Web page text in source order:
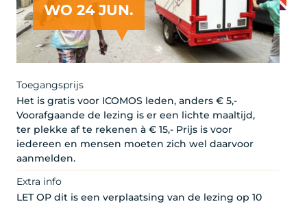
WO 24 JUN.
Toegangsprijs
Het is gratis voor ICOMOS leden, anders € 5,-
Voorafgaande de lezing is er een lichte maaltijd,
ter plekke af te rekenen à € 15,- Prijs is voor
iedereen en mensen moeten zich wel daarvoor
aanmelden.
Extra info
LET OP dit is een verplaatsing van de lezing op 10